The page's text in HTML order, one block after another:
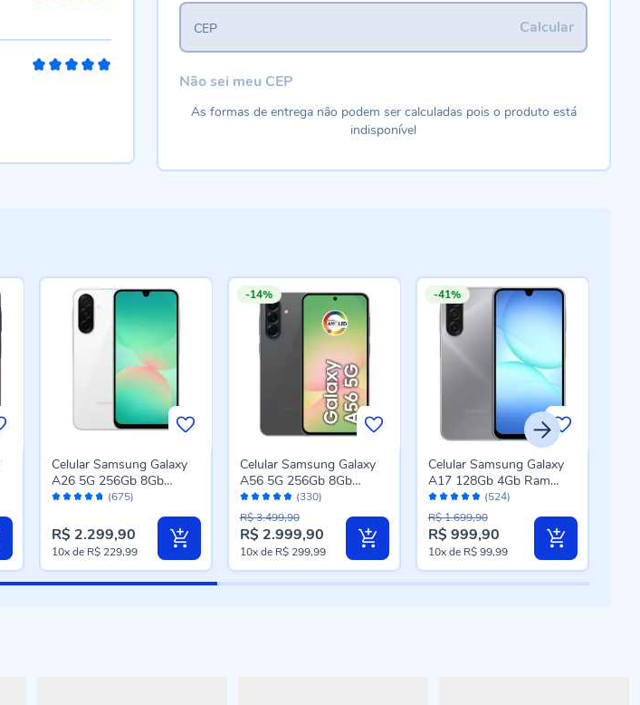
Calcular
CEP
Não sei meu CEP
As formas de entrega não podem ser calculadas pois o produto está
indisponível
Avaliação: (675)
Celular Samsung Galaxy
A26 5G 256Gb 8Gb
Câmera Tripla - Branco
R$ 2.299,90
10xde R$ 229,99
-14%
Avaliação:
96%
(330)
Celular Samsung Galaxy
A56 5G 256Gb 8Gb
Câmera Tripla - Preto
Preço
especial
R$ 2.999,90
R$ 3.499,90
10xde R$ 299,99
-41%
Avaliação:
96%
(524)
Celular Samsung Galaxy
A17 128Gb 4Gb Ram
50Mp Tela 6.7" Ip54 -
Cinza
Preço
especial
R$ 999,90
R$ 1.699,90
10xde R$ 99,99